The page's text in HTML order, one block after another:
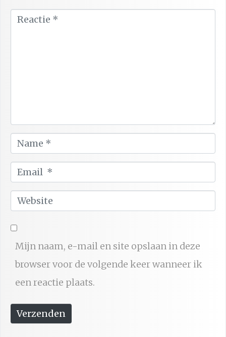
e
a
m
e
*
m
i
*
W
b
e
Mijn naam, e-mail en site opslaan in deze
browser voor de volgende keer wanneer ik
een reactie plaats.
Verzenden